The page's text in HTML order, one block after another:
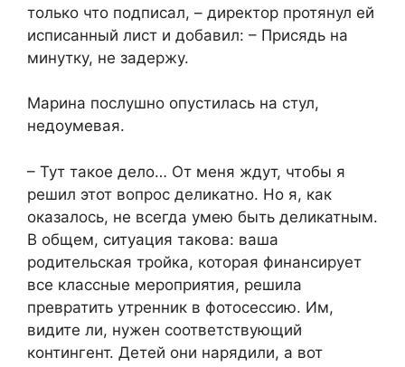
только что подписал, – директор протянул ей
исписанный лист и добавил: – Присядь на
минутку, не задержу.
Марина послушно опустилась на стул,
недоумевая.
– Тут такое дело… От меня ждут, чтобы я
решил этот вопрос деликатно. Но я, как
оказалось, не всегда умею быть деликатным.
В общем, ситуация такова: ваша
родительская тройка, которая финансирует
все классные мероприятия, решила
превратить утренник в фотосессию. Им,
видите ли, нужен соответствующий
контингент. Детей они нарядили, а вот